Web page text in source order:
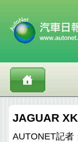
JAGUAR XK
AUTONET記者